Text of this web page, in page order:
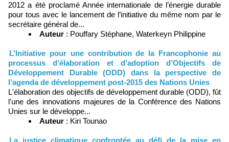
2012 a été proclamé Année internationale de l’énergie durable
pour tous avec le lancement de l’initiative du même nom par le
secrétaire général de...
Auteur : Pouffary Stéphane, Waterkeyn Philippine
L’Initiative pour une contribution de la Francophonie au
processus d’élaboration et d’adoption d’Objectifs de
Développement Durable (ODD) dans la perspective de
l’agenda de développement post-2015 des Nations Unies
L'élaboration des objectifs de développement durable (ODD), fût
l'une des innovations majeures de la Conférence des Nations
Unies sur le développe...
Auteur : Kiri Tounao
La justice climatique confrontée au défi de la mise en